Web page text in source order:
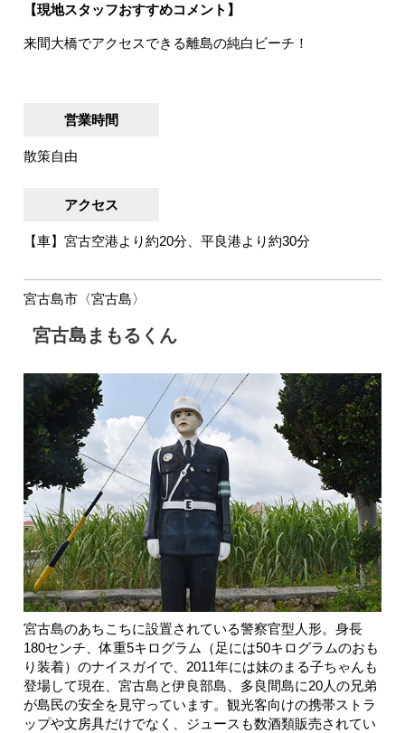
【現地スタッフおすすめコメント】
来間大橋でアクセスできる離島の純白ビーチ！
営業時間
散策自由
アクセス
【車】宮古空港より約20分、平良港より約30分
宮古島市〈宮古島〉
宮古島まもるくん
宮古島のあちこちに設置されている警察官型人形。身長
180センチ、体重5キログラム（足には50キログラムのおも
り装着）のナイスガイで、2011年には妹のまる子ちゃんも
登場して現在、宮古島と伊良部島、多良間島に20人の兄弟
が島民の安全を見守っています。観光客向けの携帯ストラ
ップや文房具だけでなく、ジュースも数酒類販売されてい